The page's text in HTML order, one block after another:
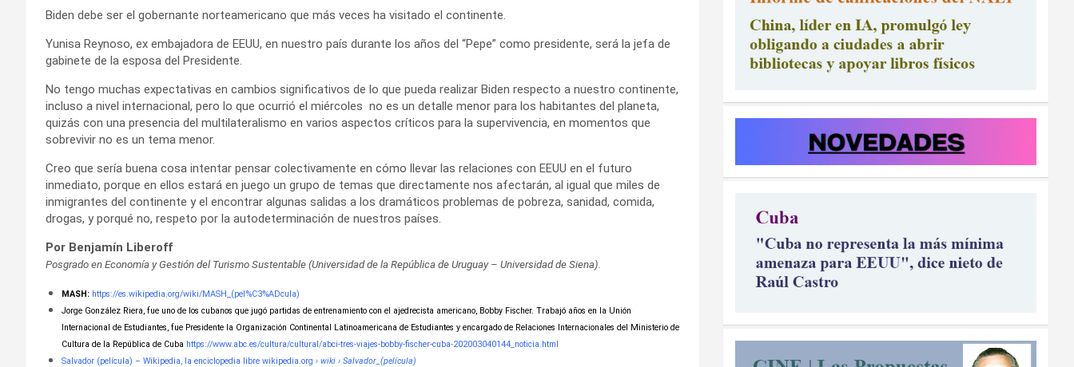
Biden debe ser el gobernante norteamericano que más veces ha visitado el continente.
Yunisa Reynoso, ex embajadora de EEUU, en nuestro país durante los años del “Pepe” como presidente, será la jefa de
gabinete de la esposa del Presidente.
No tengo muchas expectativas en cambios significativos de lo que pueda realizar Biden respecto a nuestro continente,
incluso a nivel internacional, pero lo que ocurrió el miércoles no es un detalle menor para los habitantes del planeta,
quizás con una presencia del multilateralismo en varios aspectos críticos para la supervivencia, en momentos que
sobrevivir no es un tema menor.
Creo que sería buena cosa intentar pensar colectivamente en cómo llevar las relaciones con EEUU en el futuro
inmediato, porque en ellos estará en juego un grupo de temas que directamente nos afectarán, al igual que miles de
inmigrantes del continente y el encontrar algunas salidas a los dramáticos problemas de pobreza, sanidad, comida,
drogas, y porqué no, respeto por la autodeterminación de nuestros países.
Por Benjamín Liberoff
Posgrado en Economía y Gestión del Turismo Sustentable (Universidad de la República de Uruguay – Universidad de Siena).
MASH: https://es.wikipedia.org/wiki/MASH_(pel%C3%ADcula)
Jorge González Riera, fue uno de los cubanos que jugó partidas de entrenamiento con el ajedrecista americano, Bobby Fischer. Trabajó años en la Unión
Internacional de Estudiantes, fue Presidente la Organización Continental Latinoamericana de Estudiantes y encargado de Relaciones Internacionales del Ministerio de
Cultura de la República de Cuba https://www.abc.es/cultura/cultural/abci-tres-viajes-bobby-fischer-cuba-202003040144_noticia.html
Salvador (película) – Wikipedia, la enciclopedia libre wikipedia.org › wiki › Salvador_(película)